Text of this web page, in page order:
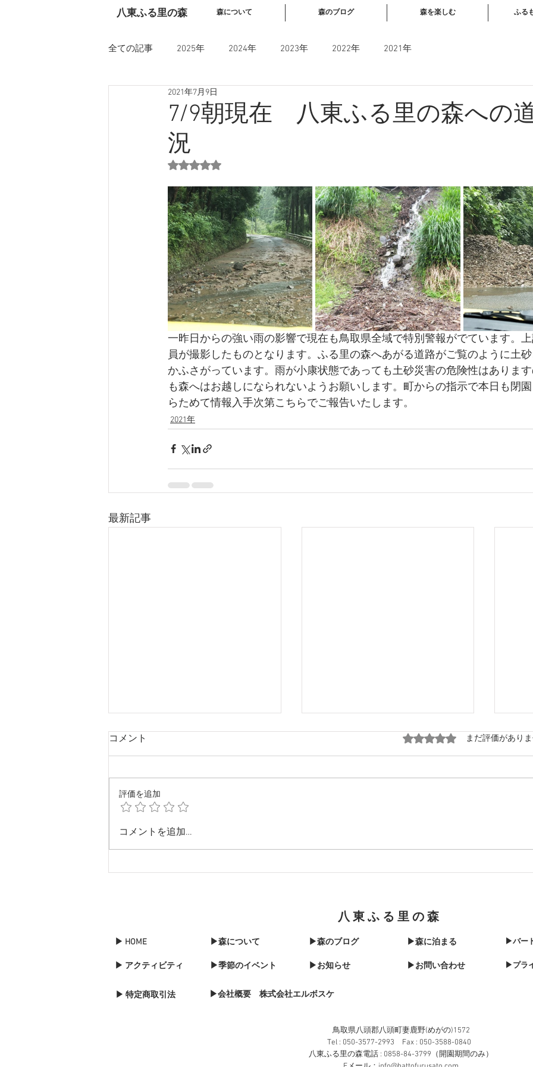
​八東ふる里の森 森について 森のブログ 森を楽しむ ふる
全ての記事 2025年 2024年 2023年 2022年 2021年
7/9朝現在 八東ふる里の森への
況
2021年7月9日
5つ星のうちNaNと評価されています。
一昨日からの強い雨の影響で現在も鳥取県全域で特別警報がでています。
員が撮影したものとなります。ふる里の森へあがる道路がご覧のように土
かふさがっています。雨が小康状態であっても土砂災害の危険性はありま
も森へはお越しになられないようお願いします。町からの指示で本日も閉
らためて情報入手次第こちらでご報告いたします。
2021年
最新記事
秋の
コメント 5つ星のうち0と評価されて
まだ評価があり
評価を追加
コメントを追加…
八東ふる里の森
▶ HOME
▶ アクティビティ
▶森について
▶季節のイベント
▶森のブログ
▶お知らせ
▶森に泊まる
▶お問い合わせ
▶バー
▶プラ
▶ 特定商取引法 ▶会社概要 株式会社エルボスケ
鳥取県八頭郡八頭町妻鹿野(めがの)1572​
Tel : 050-3577-2993 Fax : 050-3588-0840
八東ふる里の森電話 : 0858-84-3799（開園期間のみ）